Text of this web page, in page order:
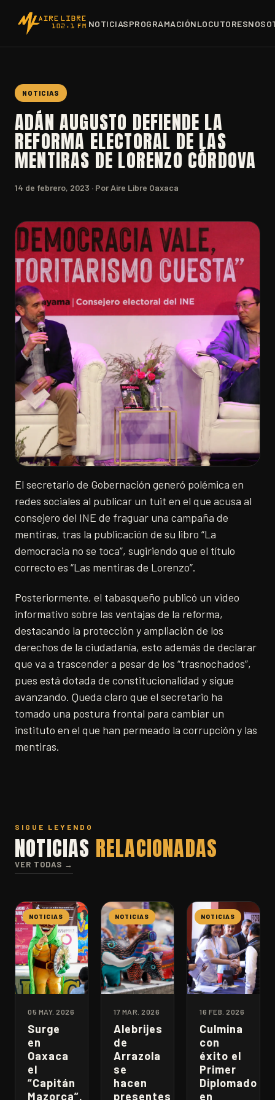
NOTICIASPROGRAMACIÓNLOCUTORES
NOTICIAS
ADÁN AUGUSTO DEFIENDE LA
REFORMA ELECTORAL DE LAS
MENTIRAS DE LORENZO CÓRDOVA
14 de febrero, 2023 · Por Aire Libre Oaxaca
El secretario de Gobernación generó polémica en
redes sociales al publicar un tuit en el que acusa al
consejero del INE de fraguar una campaña de
mentiras, tras la publicación de su libro “La
democracia no se toca”, sugiriendo que el título
correcto es “Las mentiras de Lorenzo”.
Posteriormente, el tabasqueño publicó un video
informativo sobre las ventajas de la reforma,
destacando la protección y ampliación de los
derechos de la ciudadanía, esto además de declarar
que va a trascender a pesar de los “trasnochados”,
pues está dotada de constitucionalidad y sigue
avanzando. Queda claro que el secretario ha
tomado una postura frontal para cambiar un
instituto en el que han permeado la corrupción y las
mentiras.
SIGUE LEYENDO
NOTICIAS RELACIONADAS
VER TODAS →
NOTICIAS
05 MAY. 2026
Surge
en
Oaxaca
el
“Capitán
Mazorca”,
NOTICIAS
17 MAR. 2026
Alebrijes
de
Arrazola
se
hacen
presentes
NOTICIAS
16 FEB. 2026
Culmina
con
éxito el
Primer
Diplomado
en